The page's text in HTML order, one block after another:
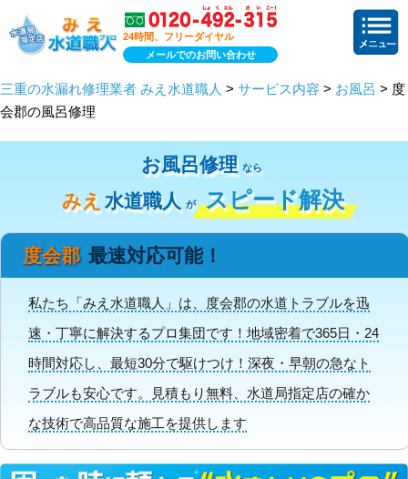
24時間、フリーダイヤル
メールでのお問い合わせ
三重の水漏れ修理業者 みえ水道職人 > サービス内容 > お風呂 > 度
会郡の風呂修理
お風呂修理 なら
みえ 水道職人 が スピード解決
度会郡 最速対応可能！
私たち「みえ水道職人」は、度会郡の水道トラブルを迅
速・丁寧に解決するプロ集団です！地域密着で365日・24
時間対応し、最短30分で駆けつけ！深夜・早朝の急なト
ラブルも安心です。見積もり無料、水道局指定店の確か
な技術で高品質な施工を提供します